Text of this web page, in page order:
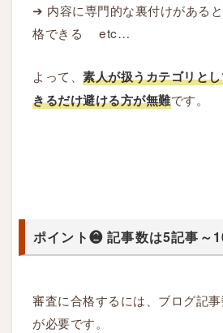
ポ
イ
ト
➌
の
文
数
は
➔ 内容に専門的な裏付けがある
格できる etc…
よって、 素人が扱うカテゴリと
きるだけ避ける方が無難です。
ポイント❷ 記事数は5記事～
審査に合格するには、ブログ記
が必要です。